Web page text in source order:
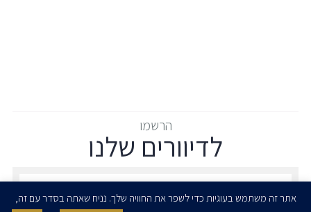
הרשמו
לדיוורים שלנו
אתר זה משתמש בעוגיות כדי לשפר את החוויה שלך. נניח שאתה בסדר עם זה,